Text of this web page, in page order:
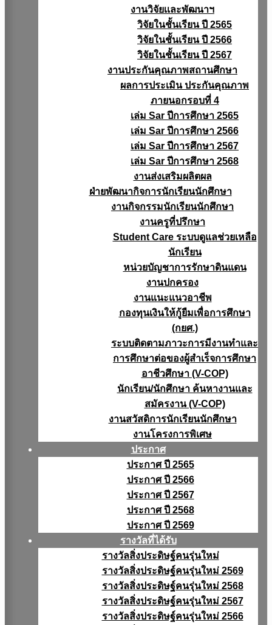
งานวิจัยเเละพัฒนาฯ
วิจัยในชั้นเรียน ปี 2565
วิจัยในชั้นเรียน ปี 2566
วิจัยในชั้นเรียน ปี 2567
งานประกันคุณภาพสถานศึกษา
ผลการประเมิน ประกันคุณภาพ
ภายนอกรอบที่ 4
เล่ม Sar ปีการศึกษา 2565
เล่ม Sar ปีการศึกษา 2566
เล่ม Sar ปีการศึกษา 2567
เล่ม Sar ปีการศึกษา 2568
งานส่งเสริมผลิตผล
ฝ่ายพัฒนากิจการนักเรียนนักศึกษา
งานกิจกรรมนักเรียนนักศึกษา
งานครูที่ปรึกษา
Student Care ระบบดูแลช่วยเหลือ
นักเรียน
หน่วยบัญชาการรักษาดินแดน
งานปกครอง
งานแนะแนวอาชีพ
กองทุนเงินให้กู้ยืมเพื่อการศึกษา
(กยศ.)
ระบบติดตามภาวะการมีงานทำและ
การศึกษาต่อของผู้สำเร็จการศึกษา
อาชีวศึกษา (V-COP)
นักเรียน/นักศึกษา ค้นหางานและ
สมัครงาน (V-COP)
งานสวัสดิการนักเรียนนักศึกษา
งานโครงการพิเศษ
ประกาศ
ประกาศ ปี 2565
ประกาศ ปี 2566
ประกาศ ปี 2567
ประกาศ ปี 2568
ประกาศ ปี 2569
รางวัลที่ได้รับ
รางวัลสิ่งประดิษฐ์คนรุ่นใหม่
รางวัลสิ่งประดิษฐ์คนรุ่นใหม่ 2569
รางวัลสิ่งประดิษฐ์คนรุ่นใหม่ 2568
รางวัลสิ่งประดิษฐ์คนรุ่นใหม่ 2567
รางวัลสิ่งประดิษฐ์คนรุ่นใหม่ 2566